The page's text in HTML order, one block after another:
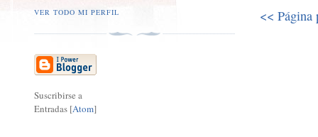
<<
VER TODO MI PERFIL
Suscribirse a
Entradas [Atom]